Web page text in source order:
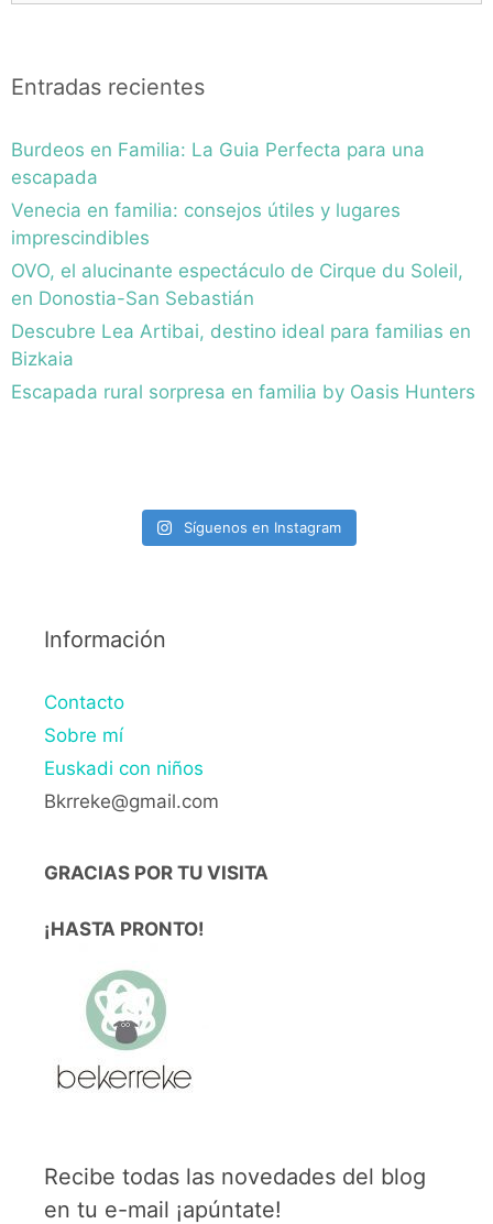
Entradas recientes
Burdeos en Familia: La Guia Perfecta para una
escapada
Venecia en familia: consejos útiles y lugares
imprescindibles
OVO, el alucinante espectáculo de Cirque du Soleil,
en Donostia-San Sebastián
Descubre Lea Artibai, destino ideal para familias en
Bizkaia
Escapada rural sorpresa en familia by Oasis Hunters
Síguenos en Instagram
Información
Contacto
Sobre mí
Euskadi con niños
Bkrreke@gmail.com
GRACIAS POR TU VISITA
¡HASTA PRONTO!
Recibe todas las novedades del blog
en tu e-mail ¡apúntate!